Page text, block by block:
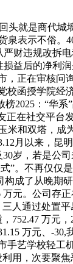
就是商代城
表示不俗。
财违规改拆
益后的净利润
，正在审核问
校函授学院经
2025：“华系
正在社交平台
米和双塔，成
月以来，昆
岁，若是公
”。不再仅仅
构成了从晚期
元。公司存
人通过处置
752.47 万元
万元、-30,
手艺学校轻工
用，次要聚